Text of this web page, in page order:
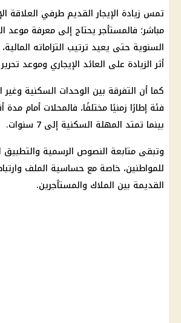
تمس زيادة الإيجار القديم طرفي العلاقة
مباشر؛ فالمستأجر يحتاج إلى معرفة موعد
السنوية حتى يعيد ترتيب التزاماته المالية
أثر الزيادة على العائد الإيجاري وموعد
كما أن التفرقة بين الوحدات السكنية
بينما تمتد المهلة السكنية إلى 7 سنوات.
وتبقى متابعة النصوص الرسمية والتطبيق
للمواطنين، خاصة مع حساسية الملف
القديمة بين الملاك والمستأجرين.